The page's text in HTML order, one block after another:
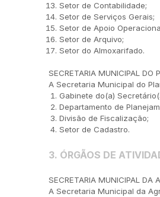
Setor de Contabilidade;
Setor de Serviços Gerais;
Setor de Apoio
Setor de Arquivo;
Setor do Almoxarifado.
SECRETARIA MUNICIPAL DO
A Secretaria Municipal do
Gabinete do(a)
Departamento de
Divisão de Fiscalização;
Setor de Cadastro.
3. ÓRGÃOS DE
SECRETARIA MUNICIPAL DA
A Secretaria Municipal da